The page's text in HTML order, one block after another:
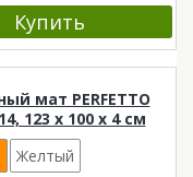
мат PERFETTO
123 х 100 х 4 см
Желтый